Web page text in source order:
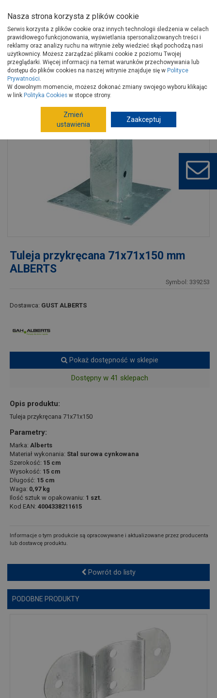
Strona główna Wokół domu
Ogrodzenia
Ogrodzenia metalowe, kute
Słupki, akcesoria do ogrodzeń
Tuleja przykręcana 71x71x150 mm ALBERTS
Tuleja przykręcana 71x71x150 mm
ALBERTS
Symbol: 339253
Dostawca: GUST ALBERTS
Pokaż dostępność w sklepie
Dostępny w 41 sklepach
Opis produktu:
Tuleja przykręcana 71x71x150
Parametry:
Marka: Alberts
Materiał wykonania: Stal surowa cynkowana
Szerokość: 15 cm
Wysokość: 15 cm
Długość: 15 cm
Waga: 0,97 kg
Ilość sztuk w opakowaniu: 1 szt.
Kod EAN: 4004338211615
Informacje o tym produkcie są opracowywane i aktualizowane przez producenta
lub dostawcę produktu.
Powrót do listy
PODOBNE PRODUKTY
Nasza strona korzysta z plików cookie
Serwis korzysta z plików cookie oraz innych technologii śledzenia w celach
prawidłowego funkcjonowania, wyświetlania spersonalizowanych treści i
reklamy oraz analizy ruchu na witrynie żeby wiedzieć skąd pochodzą nasi
użytkownicy. Możesz zarządzać plikami cookie z poziomu Twojej
przeglądarki. Więcej informacji na temat warunków przechowywania lub
dostępu do plików cookies na naszej witrynie znajduje się w Polityce
Prywatności.
W dowolnym momencie, możesz dokonać zmiany swojego wyboru klikając
w link Polityka Cookies w stopce strony.
Zmień
ustawienia
Zaakceptuj